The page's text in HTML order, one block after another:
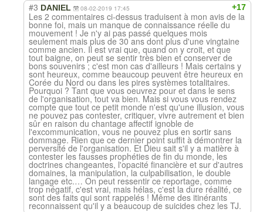
+17
#3 DANIEL 08-02-2019 17:45
Les 2 commentaires ci-dessus traduisent à mon avis de la
bonne foi, mais un manque de connaissance réelle du
mouvement ! Je n'y ai pas passé quelques mois
seulement mais plus de 30 ans dont plus d'une vingtaine
comme ancien. Il est vrai que, quand on y croit, et que
tout baigne, on peut se sentir très bien et conserver de
bons souvenirs ; c'est mon cas d'ailleurs ! Mais certains y
sont heureux, comme beaucoup peuvent être heureux en
Corée du Nord ou dans les pires systèmes totalitaires.
Pourquoi ? Tant que vous oeuvrez pour et dans le sens
de l'organisation, tout va bien. Mais si vous vous rendez
compte que tout ce petit monde n'est qu'une illusion, vous
ne pouvez pas contester, critiquer, vivre autrement et bien
sûr en raison du chantage affectif ignoble de
l'excommunication, vous ne pouvez plus en sortir sans
dommage. Rien que ce dernier point suffit à démontrer la
perversité de l'organisation. Et Dieu sait s'il y a matière à
contester les fausses prophéties de fin du monde, les
doctrines changeantes, l'opacité financière et sur d'autres
domaines, la manipulation, la culpabilisation, le double
langage etc.… On peut ressentir ce reportage, comme
trop négatif, c'est vrai, mais hélas, c'est la dure réalité, ce
sont des faits qui sont rappelés ! Même des itinérants
reconnaissent qu'il y a beaucoup de suicides chez les TJ.